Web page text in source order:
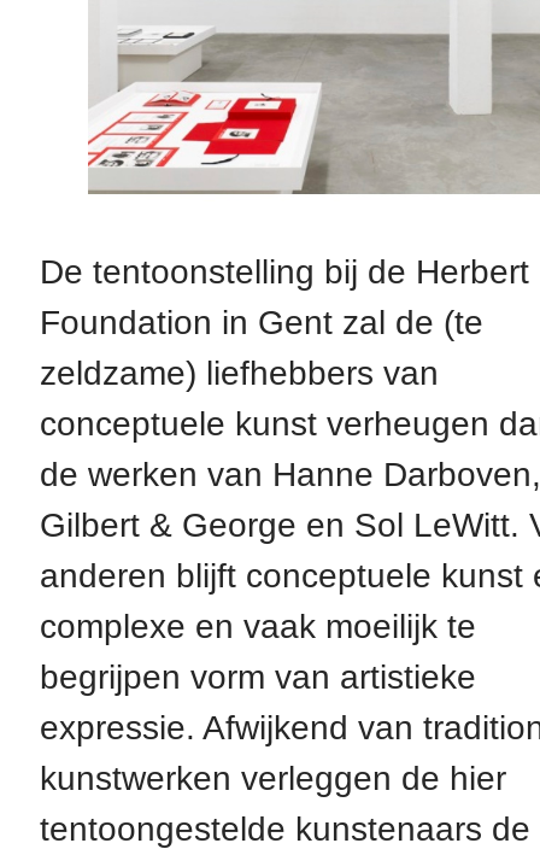
De tentoonstelling bij de Herbert
Foundation in Gent zal de (te
zeldzame) liefhebbers van
conceptuele kunst verheugen
de werken van Hanne Darboven,
Gilbert & George en Sol LeWitt.
anderen blijft conceptuele kunst
complexe en vaak moeilijk te
begrijpen vorm van artistieke
expressie. Afwijkend van
kunstwerken verleggen de hier
tentoongestelde kunstenaars de